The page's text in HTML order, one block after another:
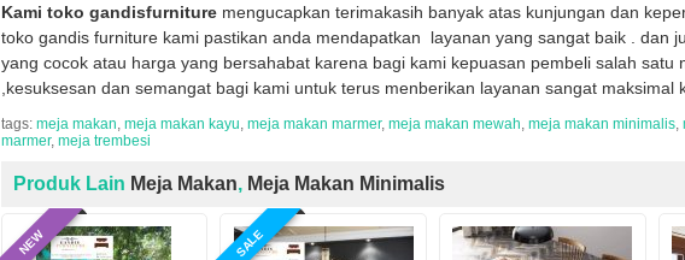
Kami toko gandisfurnituremengucapkan terimakasih banyak atas kunjungan dan
toko gandis furniture kami pastikan anda mendapatkan layanan yang sangat baik . dan
yang cocok atau harga yang bersahabat karena bagi kami kepuasan pembeli salah satu
,kesuksesan dan semangat bagi kami untuk terus menberikan layanan sangat maksimal
tags: meja makan, meja makan kayu, meja makan marmer, meja makan mewah, meja makan minimalis,
marmer, meja trembesi
Produk Lain Meja Makan, Meja Makan Minimalis
NEW SALE